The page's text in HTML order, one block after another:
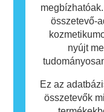
összetevő-
nyújt
Ez az
összetevők